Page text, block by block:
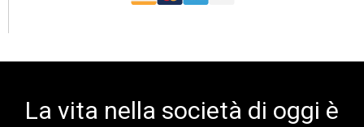
La vita nella società di oggi è